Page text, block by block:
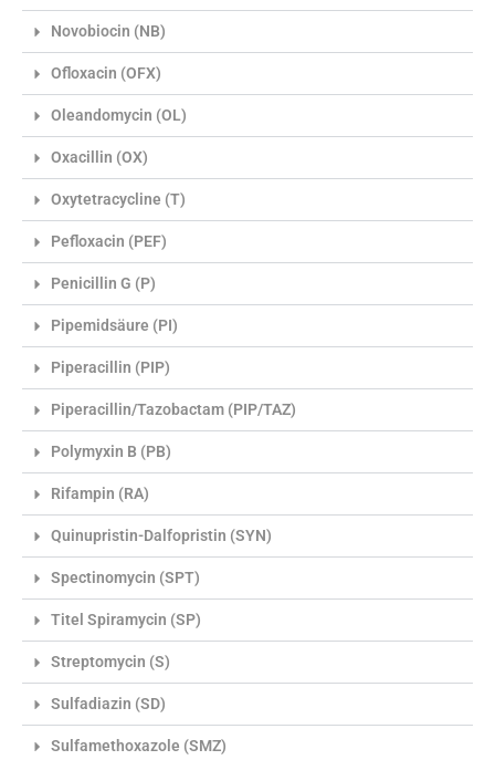
Novobiocin (NB)
Ofloxacin (OFX)
Oleandomycin (OL)
Oxacillin (OX)
Oxytetracycline (T)
Pefloxacin (PEF)
Penicillin G (P)
Pipemidsäure (PI)
Piperacillin (PIP)
Piperacillin/Tazobactam (PIP/TAZ)
Polymyxin B (PB)
Rifampin (RA)
Quinupristin-Dalfopristin (SYN)
Spectinomycin (SPT)
Titel Spiramycin (SP)
Streptomycin (S)
Sulfadiazin (SD)
Sulfamethoxazole (SMZ)